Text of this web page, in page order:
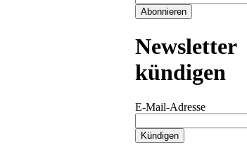
Newsletter
kündigen
E-Mail-Adresse